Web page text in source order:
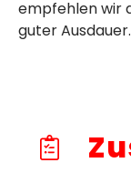
empfehlen wir
guter Ausdauer.